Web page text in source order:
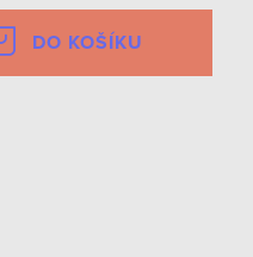
DO KOŠÍKU